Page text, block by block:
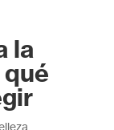
la